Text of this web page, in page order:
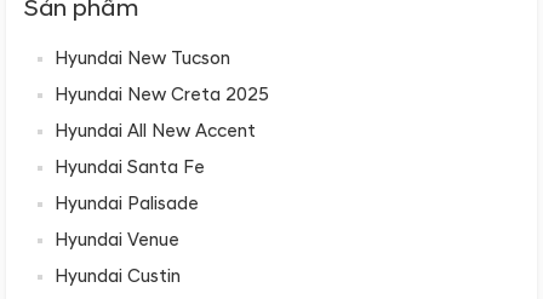
Sản phẩm
Hyundai New Tucson
Hyundai New Creta 2025
Hyundai All New Accent
Hyundai Santa Fe
Hyundai Palisade
Hyundai Venue
Hyundai Custin